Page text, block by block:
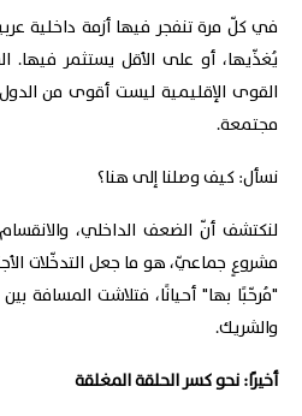
في كلّ مرة تنفجر فيها أزمة داخلية
يُغذّيها، أو على الأقل يستثمر
القوى الإقليمية ليست أقوى من
مجتمعة.
نسأل: كيف وصلنا إلى هنا؟
لنكتشف أنّ الضعف الداخلي،
مشروعٍ جماعيّ، هو ما جعل التدخّلات
"مُرحّبًا بها" أحيانًا، فتلاشت المسافة
والشريك.
أخيرًا: نحو كسر الحلقة المغلقة